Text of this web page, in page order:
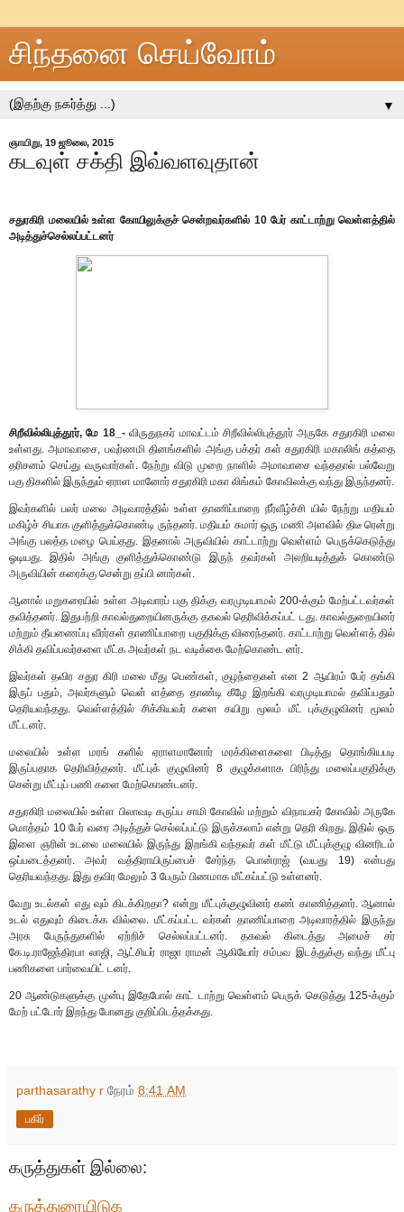
சிந்தனை செய்வோம்
▼
ஞாயிறு, 19 ஜூலை, 2015
கடவுள் சக்தி இவ்வளவுதான்
சதுரகிரி மலையில் உள்ள கோயிலுக்குச் சென்றவர்களில் 10 பேர் காட்டாற்று வெள்ளத்தில்
அடித்துச்செல்லப்பட்டனர்
சிறீவில்லிபுத்தூர், மே 18_-விருதுநகர் மாவட்டம் சிறீவில்லிபுத்தூர் அருகே சதுரகிரி மலை
உள்ளது. அமாவாசை, பவுர்ணமி தினங்களில் அங்கு பக்தர் கள் சதுரகிரி மகாலிங் கத்தை
தரிசனம் செய்து வருவார்கள். நேற்று விடு முறை நாளில் அமாவாசை வந்ததால் பல்வேறு
பகு திகளில் இருந்தும் ஏராள மானோர் சதுரகிரி மகா லிங்கம் கோவிலக்கு வந்து இருந்தனர்.
இவர்களில் பலர் மலை அடிவாரத்தில் உள்ள தாணிப்பாறை நீர்வீழ்ச்சி யில் நேற்று மதியம்
மகிழ்ச் சியாக குளித்துக்கொண்டி ருந்தனர். மதியம் சுமார் ஒரு மணி அளவில் திடீ ரென்று
அங்கு பலத்த மழை பெய்தது. இதனால் அருவியில் காட்டாற்று வெள்ளம் பெருக்கெடுத்து
ஓடியது. இதில் அங்கு குளித்துக்கொண்டு இருந் தவர்கள் அலறியடித்துக் கொண்டு
அருவியின் கரைக்கு சென்று தப்பி னார்கள்.
ஆனால் மறுகரையில் உள்ள அடிவாரப் பகு திக்கு வரமுடியாமல் 200-க்கும் மேற்பட்டவர்கள்
தவித்தனர். இதுபற்றி காவல்துறையினருக்கு தகவல் தெரிவிக்கப்பட் டது. காவல்துறையினர்
மற்றும் தீயணைப்பு வீரர்கள் தாணிப்பாறை பகுதிக்கு விரைந்தனர். காட்டாற்று வெள்ளத் தில்
சிக்கி தவிப்பவர்களை மீட்க அவர்கள் நட வடிக்கை மேற்கொண்ட னர்.
இவர்கள் தவிர சதுர கிரி மலை மீது பெண்கள், குழந்தைகள் என 2 ஆயிரம் பேர் தங்கி
இருப் பதும், அவர்களும் வெள் ளத்தை தாண்டி கீழே இறங்கி வரமுடியாமல் தவிப்பதும்
தெரியவந்தது. வெள்ளத்தில் சிக்கியவர் களை கயிறு மூலம் மீட் புக்குழுவினர் மூலம்
மீட்டனர்.
மலையில் உள்ள மரங் களில் ஏராளமானோர் மரக்கிளைகளை பிடித்து தொங்கியபடி
இருப்பதாக தெரிவித்தனர். மீட்புக் குழுவினர் 8 குழுக்களாக பிரிந்து மலைப்பகுதிக்கு
சென்று மீட்புப் பணி களை மேற்கொண்டனர்.
சதுரகிரி மலையில் உள்ள பிலாவடி கருப்ப சாமி கோவில் மற்றும் விநாயகர் கோவில் அருகே
மொத்தம் 10 பேர் வரை அடித்துச் செல்லப்பட்டு இருக்கலாம் என்று தெரி கிறது. இதில் ஒரு
இளை ஞரின் உடலை மலையில் இருந்து இறங்கி வந்தவர் கள் மீட்டு மீட்புக்குழு வினரிடம்
ஒப்படைத்தனர். அவர் வத்திராயிருப்பைச் சேர்ந்த பொன்ராஜ் (வயது 19) என்பது
தெரியவந்தது. இது தவிர மேலும் 3 பேரும் பிணமாக மீட்கப்பட்டு உள்ளனர்.
வேறு உடல்கள் எது வும் கிடக்கிறதா? என்று மீட்புக்குழுவினர் கண் காணித்தனர். ஆனால்
உடல் எதுவும் கிடைக்க வில்லை. மீட்கப்பட்ட வர்கள் தாணிப்பாறை அடிவாரத்தில் இருந்து
அரசு பேருந்துகளில் ஏற்றிச் செல்லப்பட்டனர். தகவல் கிடைத்து அமைச் சர்
கே.டி.ராஜேந்திரபா லாஜி, ஆட்சியர் ராஜா ராமன் ஆகியோர் சம்பவ இடத்துக்கு வந்து மீட்பு
பணிகளை பார்வையிட் டனர்.
20 ஆண்டுகளுக்கு முன்பு இதேபோல் காட் டாற்று வெள்ளம் பெருக் கெடுத்து 125-க்கும்
மேற் பட்டோர் இறந்து போனது குறிப்பிடத்தக்கது.
parthasarathy r நேரம் 8:41 AM
பகிர்
கருத்துகள் இல்லை:
கருத்துரையிடுக